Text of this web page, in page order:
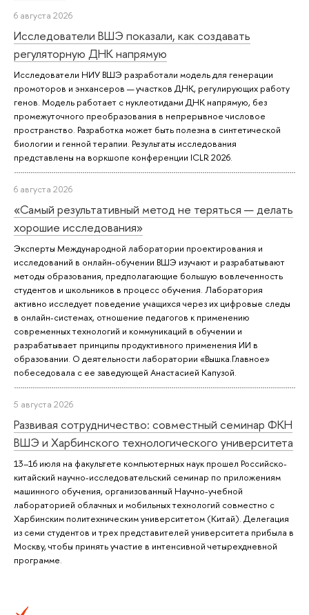
6 августа 2026
Исследователи ВШЭ показали, как создавать
регуляторную ДНК напрямую
Исследователи НИУ ВШЭ разработали модель для генерации
промоторов и энхансеров — участков ДНК, регулирующих работу
генов. Модель работает с нуклеотидами ДНК напрямую, без
промежуточного преобразования в непрерывное числовое
пространство. Разработка может быть полезна в синтетической
биологии и генной терапии. Результаты исследования
представлены на воркшопе конференции ICLR 2026.
6 августа 2026
«Самый результативный метод не теряться — делать
хорошие исследования»
Эксперты Международной лаборатории проектирования и
исследований в онлайн-обучении ВШЭ изучают и разрабатывают
методы образования, предполагающие большую вовлеченность
студентов и школьников в процесс обучения. Лаборатория
активно исследует поведение учащихся через их цифровые следы
в онлайн-системах, отношение педагогов к применению
современных технологий и коммуникаций в обучении и
разрабатывает принципы продуктивного применения ИИ в
образовании. О деятельности лаборатории «Вышка.Главное»
побеседовала с ее заведующей Анастасией Капузой.
5 августа 2026
Развивая сотрудничество: совместный семинар ФКН
ВШЭ и Харбинского технологического университета
13–16 июля на факультете компьютерных наук прошел Российско-
китайский научно-исследовательский семинар по приложениям
машинного обучения, организованный Научно-учебной
лабораторией облачных и мобильных технологий совместно с
Харбинским политехническим университетом (Китай). Делегация
из семи студентов и трех представителей университета прибыла в
Москву, чтобы принять участие в интенсивной четырехдневной
программе.